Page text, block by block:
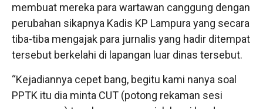
membuat mereka para wartawan canggung dengan
perubahan sikapnya Kadis KP Lampura yang secara
tiba-tiba mengajak para jurnalis yang hadir ditempat
tersebut berkelahi di lapangan luar dinas tersebut.
“Kejadiannya cepet bang, begitu kami nanya soal
PPTK itu dia minta CUT (potong rekaman sesi